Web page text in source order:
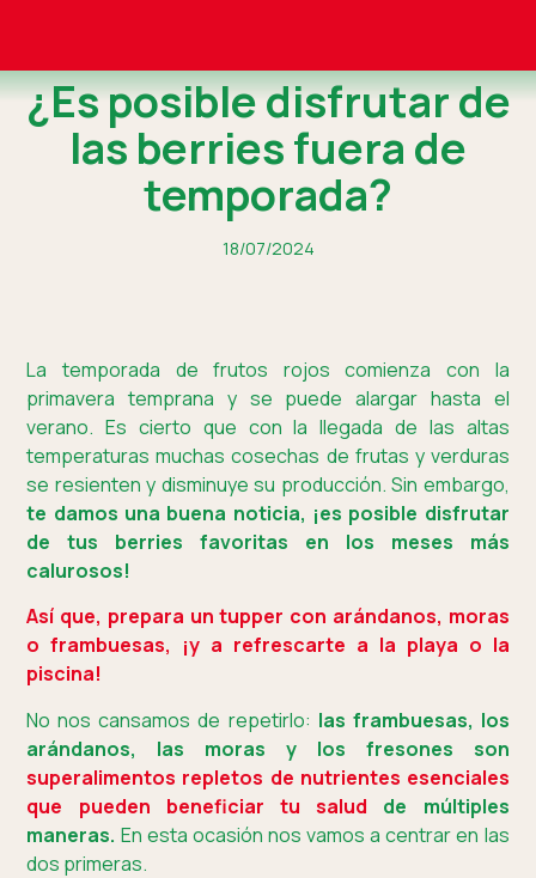
¿Es posible disfrutar de
las berries fuera de
temporada?
18/07/2024
La temporada de frutos rojos comienza con la
primavera temprana y se puede alargar hasta el
verano. Es cierto que con la llegada de las altas
temperaturas muchas cosechas de frutas y verduras
se resienten y disminuye su producción. Sin embargo,
te damos una buena noticia, ¡es posible disfrutar
de tus berries favoritas en los meses más
calurosos!
Así que, prepara un tupper con arándanos, moras
o frambuesas, ¡y a refrescarte a la playa o la
piscina!
No nos cansamos de repetirlo: las frambuesas, los
arándanos, las moras y los fresones son
superalimentos repletos de nutrientes esenciales
que pueden beneficiar tu salud de múltiples
maneras. En esta ocasión nos vamos a centrar en las
dos primeras.